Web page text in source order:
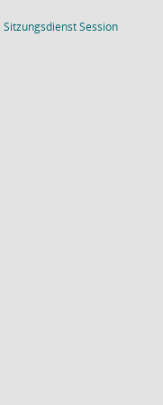
SitzungsdienstSession(Wird in